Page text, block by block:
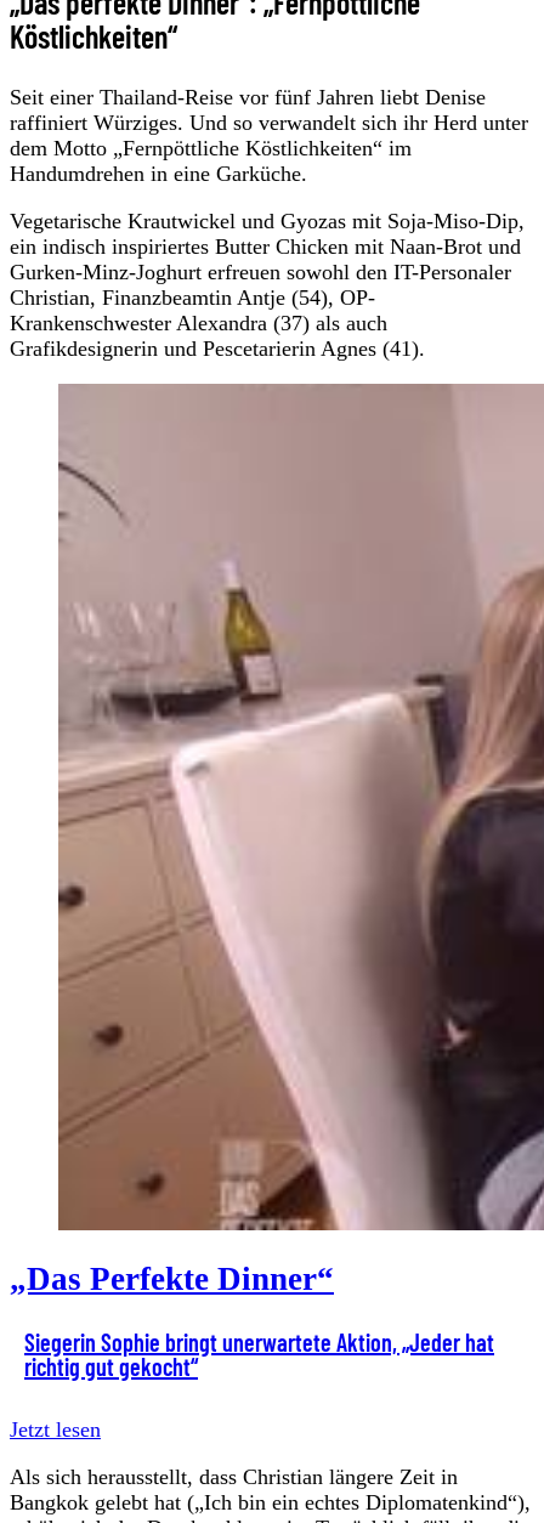
Köstlichkeiten“
Seit einer Thailand-Reise vor fünf Jahren liebt Denise
raffiniert Würziges. Und so verwandelt sich ihr Herd unter
dem Motto „Fernpöttliche Köstlichkeiten“ im
Handumdrehen in eine Garküche.
Vegetarische Krautwickel und Gyozas mit Soja-Miso-Dip,
ein indisch inspiriertes Butter Chicken mit Naan-Brot und
Gurken-Minz-Joghurt erfreuen sowohl den IT-Personaler
Christian, Finanzbeamtin Antje (54), OP-
Krankenschwester Alexandra (37) als auch
Grafikdesignerin und Pescetarierin Agnes (41).
„Das Perfekte Dinner“
Siegerin Sophie bringt unerwartete Aktion, „Jeder hat
richtig gut gekocht“
Jetzt lesen
Als sich herausstellt, dass Christian längere Zeit in
Bangkok gelebt hat („Ich bin ein echtes Diplomatenkind“),